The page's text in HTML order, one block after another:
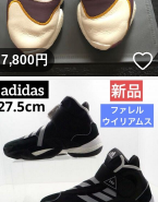
いね！
7,800円